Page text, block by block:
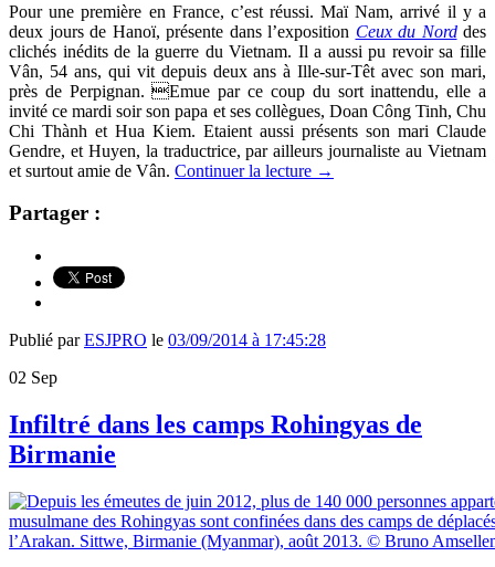
Pour une première en France, c’est réussi. Maï Nam, arrivé il y a
deux jours de Hanoï, présente dans l’exposition Ceux du Nord des
clichés inédits de la guerre du Vietnam. Il a aussi pu revoir sa fille
Vân, 54 ans, qui vit depuis deux ans à Ille-sur-Têt avec son mari,
près de Perpignan. Emue par ce coup du sort inattendu, elle a
invité ce mardi soir son papa et ses collègues, Doan Công Tinh, Chu
Chi Thành et Hua Kiem. Etaient aussi présents son mari Claude
Gendre, et Huyen, la traductrice, par ailleurs journaliste au Vietnam
et surtout amie de Vân. Continuer la lecture →
Partager :
Publié parESJPRO le 03/09/2014 à 17:45:28
02 Sep
Infiltré dans les camps Rohingyas de
Birmanie